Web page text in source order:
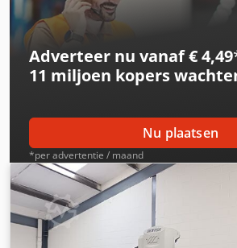
Lapitec-platen, bestemd voor de
aanrechtbladen, wastafelbladen en
Dkodpfxezrfado Aqior De vermelde prijs
demontage- en installatiekosten.
Adverteer nu vanaf € 4,49
11 miljoen kopers
Nu plaatsen
*per advertentie / maand